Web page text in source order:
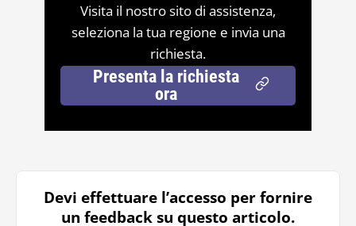
Visita il nostro sito di assistenza,
seleziona la tua regione e invia una
richiesta.
Presenta la richiesta
ora
Devi effettuare l’accesso per fornire
un feedback su questo articolo.